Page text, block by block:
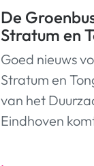
De
Stratum en
Goed nieuws
Stratum en
van het
Eindhoven